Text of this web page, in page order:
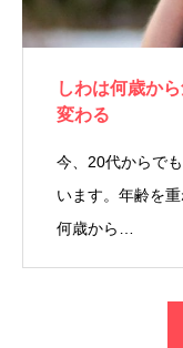
しわは何歳か
変わる
今、20代からで
います。年齢を
何歳から…